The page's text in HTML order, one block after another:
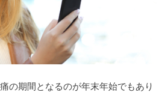
の期間となるのが年末年始でもあり